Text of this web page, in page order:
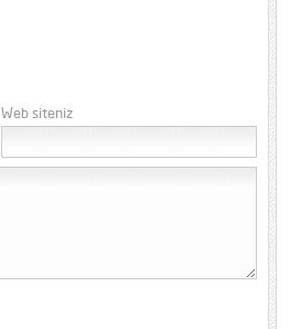
Web siteniz